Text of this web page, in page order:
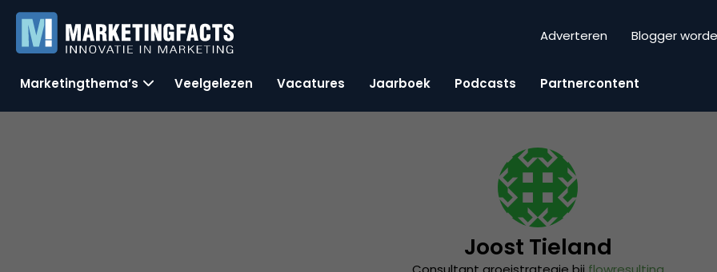
Adverteren Blogger
Marketingthema’s Veelgelezen Vacatures Jaarboek Podcasts Partnercontent
Joost Tieland